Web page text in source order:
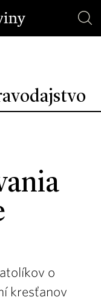
o
kresťanov